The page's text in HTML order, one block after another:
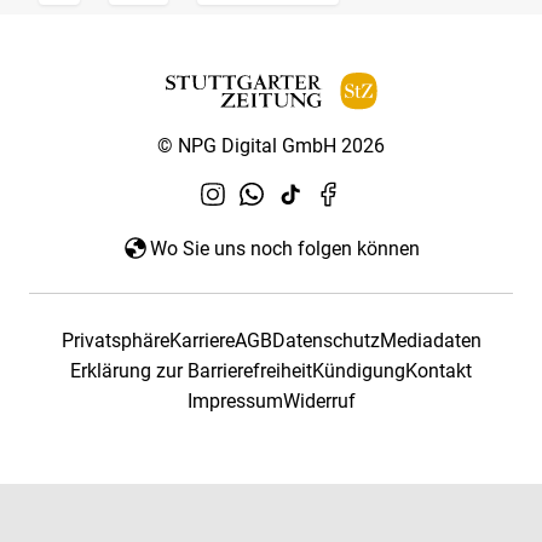
© NPG Digital GmbH 2026
Wo Sie uns noch folgen können
PrivatsphäreKarriereAGBDatenschutzMediadaten
Erklärung zur BarrierefreiheitKündigungKontakt
ImpressumWiderruf